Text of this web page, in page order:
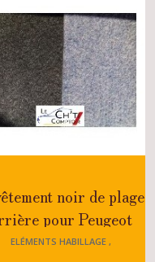
noir de plage
pour Peugeot
205 GTI
ELÉMENTS HABILLAGE ,